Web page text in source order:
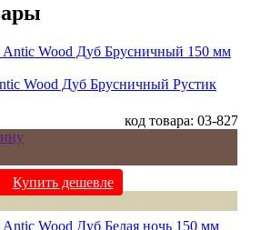
Wood Дуб Брусничный Рустик
код товара: 03-827
Купить дешевле